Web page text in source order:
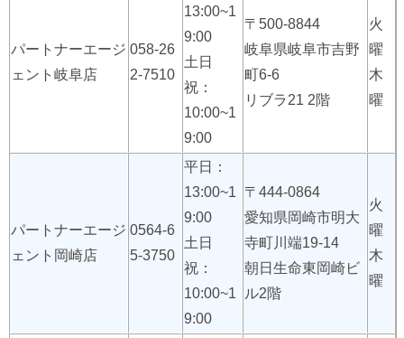
パートナーエージ
ェント岐阜店
058-26
2-7510
13:00~1
9:00
土日
祝：
10:00~1
9:00
〒500-8844
岐阜県岐阜市吉野
町6-6
リブラ21 2階
火
曜
木
曜
パートナーエージ
ェント岡崎店
0564-6
5-3750
平日：
13:00~1
9:00
土日
祝：
10:00~1
9:00
〒444-0864
愛知県岡崎市明大
寺町川端19-14
朝日生命東岡崎ビ
ル2階
火
曜
木
曜